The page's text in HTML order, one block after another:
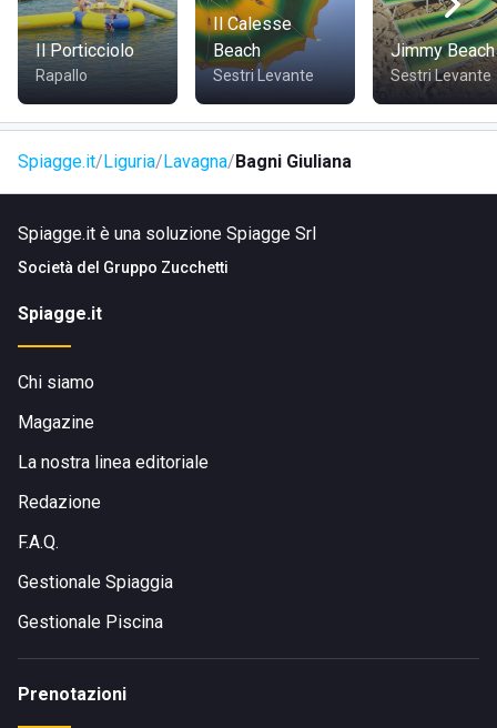
oppure nella zona giochi a loro dedicata, dove
particolarmente apprezzeranno il calcio balilla.
Bagni Giuliana ha un bar, punto di ristoro per tutti gli ospiti
ad ogni orario della giornata: per una colazione energetica,
un pranzo leggero con piatti pronti e una merenda
rinfrescante. Tutto è preparato con cura e con ingredienti
Il Porticciolo
Rapallo
Il Calesse
Beach
Sestri Levante
Jimmy Beach
Sestri Levante
Spiagge.it Liguria Lavagna Bagni Giuliana
Spiagge.it è una soluzione Spiagge Srl
Società del Gruppo Zucchetti
Spiagge.it
Chi siamo
Magazine
La nostra linea editoriale
Redazione
F.A.Q.
Gestionale Spiaggia
Gestionale Piscina
Prenotazioni